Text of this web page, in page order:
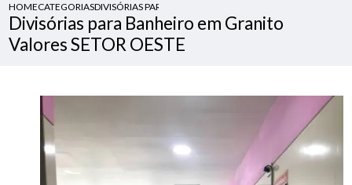
HOMECATEGORIASDIVISÓRIAS PARA BANHEIRO EM GRANITO VALORES SETOR
Divisórias para Banheiro em Granito
Valores SETOR OESTE